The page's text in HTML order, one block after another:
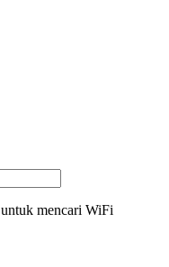
untuk mencari WiFi